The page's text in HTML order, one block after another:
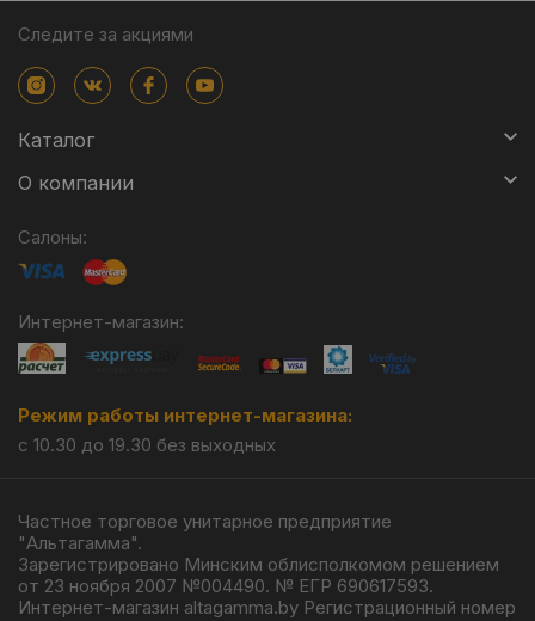
Следите за акциями
Каталог
О компании
Салоны:
Интернет-магазин:
Режим работы интернет-магазина:
с 10.30 до 19.30 без выходных
Частное торговое унитарное предприятие
"Альтагамма".
Зарегистрировано Минским облисполкомом решением
от 23 ноября 2007 №004490. № ЕГР 690617593.
Интернет-магазин altagamma.by Регистрационный номер